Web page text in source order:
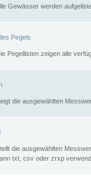
Gewässer werden
Pegels
Pegellisten zeigen alle
die ausgewählten
die ausgewählten
txt, csv oder zrxp